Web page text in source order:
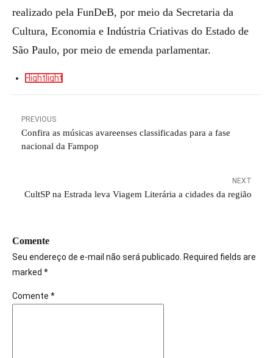
realizado pela FunDeB, por meio da Secretaria da
Cultura, Economia e Indústria Criativas do Estado de
São Paulo, por meio de emenda parlamentar.
Hightlight
PREVIOUS
Confira as músicas avareenses classificadas para a fase
nacional da Fampop
NEXT
CultSP na Estrada leva Viagem Literária a cidades da região
Comente
Seu endereço de e-mail não será publicado. Required fields are
marked *
Comente *